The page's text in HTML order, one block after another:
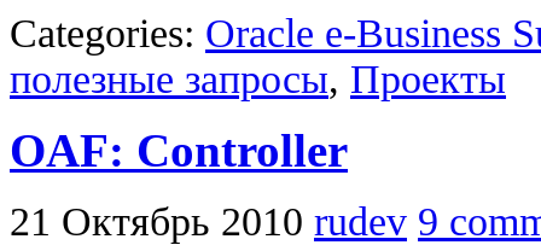
Categories: Oracle e-Business
полезные запросы, Проекты
OAF: Controller
21 Октябрь 2010 rudev 9